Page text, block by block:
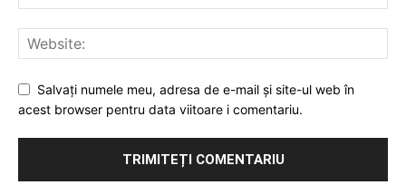
Salvați numele meu, adresa de e-mail și site-ul web în
acest browser pentru data viitoare i comentariu.